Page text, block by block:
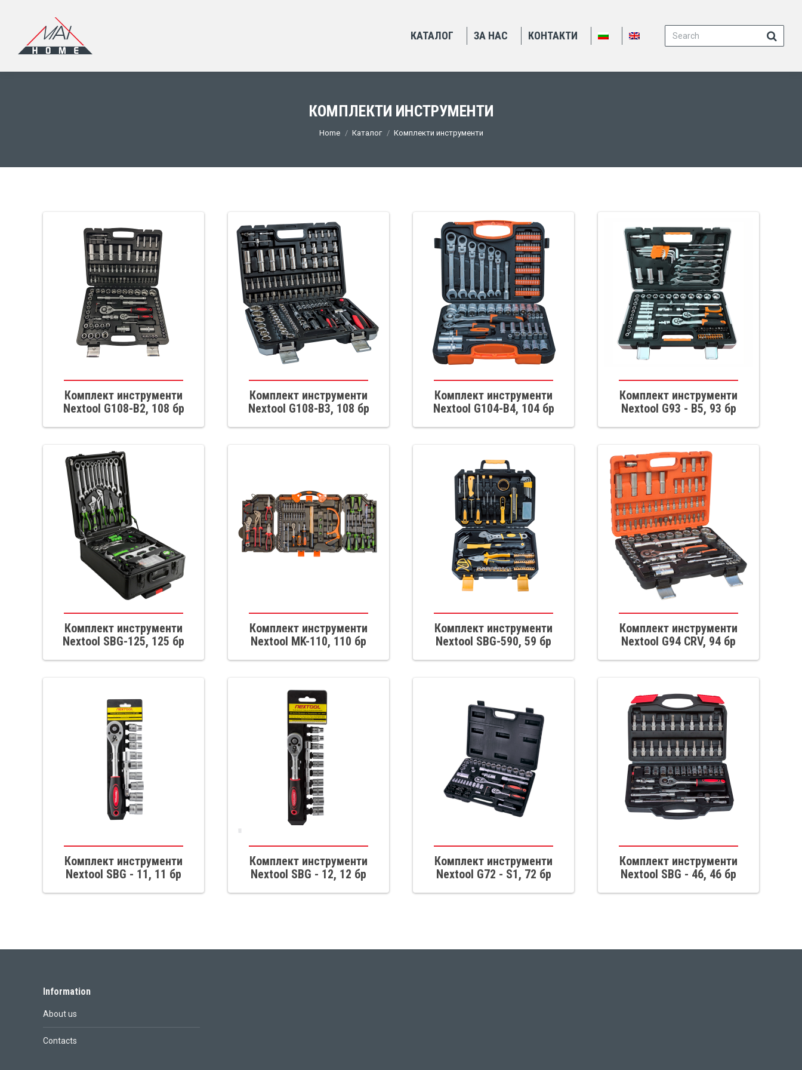
КАТАЛОГ ЗА НАС КОНТАКТИ Search:
КОМПЛЕКТИ ИНСТРУМЕНТИ
You are here:
Home Каталог Комплекти инструменти
Комплект инструменти
Nextool G108-B2, 108 бр
Комплект инструменти
Nextool G108-B3, 108 бр
Комплект инструменти
Nextool G104-B4, 104 бр
Комплект инструменти
Nextool G93 - B5, 93 бр
Комплект инструменти
Nextool SBG-125, 125 бр
Комплект инструменти
Nextool MK-110, 110 бр
Комплект инструменти
Nextool SBG-590, 59 бр
Комплект инструменти
Nextool G94 CRV, 94 бр
Комплект инструменти
Nextool SBG - 11, 11 бр
Комплект инструменти
Nextool SBG - 12, 12 бр
Комплект инструменти
Nextool G72 - S1, 72 бр
Комплект инструменти
Nextool SBG - 46, 46 бр
Information
About us
Contacts